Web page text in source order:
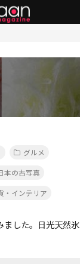
グルメ
本の古写真
・インテリア
ました。日光天然氷